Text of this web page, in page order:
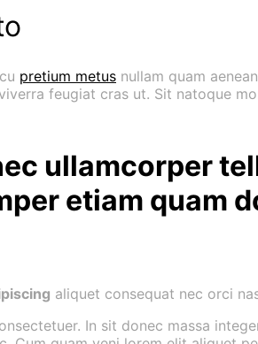
pretium metus nullam quam
feugiat cras ut. Sit natoque
ullamcorper
etiam quam
aliquet consequat nec orci
In sit donec massa